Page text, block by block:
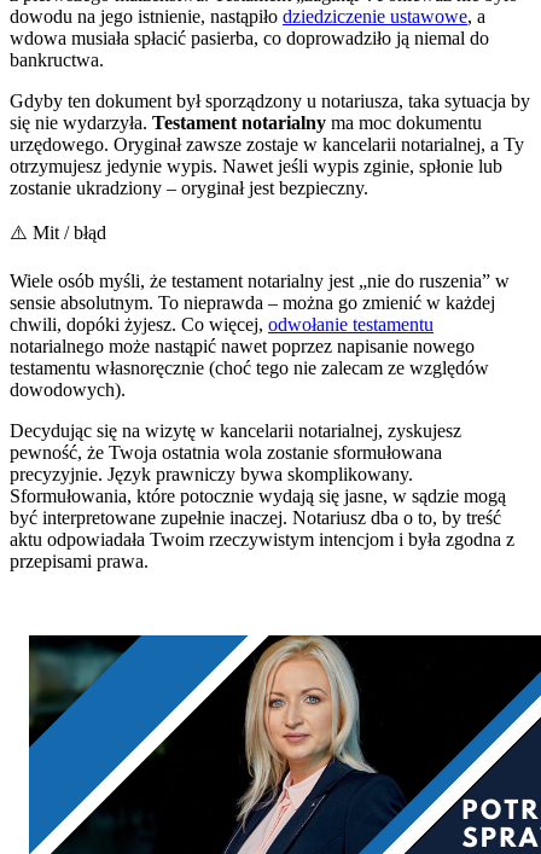
dowodu na jego istnienie, nastąpiło dziedziczenie ustawowe, a
wdowa musiała spłacić pasierba, co doprowadziło ją niemal do
bankructwa.
Gdyby ten dokument był sporządzony u notariusza, taka sytuacja by
się nie wydarzyła. Testament notarialny ma moc dokumentu
urzędowego. Oryginał zawsze zostaje w kancelarii notarialnej, a Ty
otrzymujesz jedynie wypis. Nawet jeśli wypis zginie, spłonie lub
zostanie ukradziony – oryginał jest bezpieczny.
⚠️ Mit / błąd
Wiele osób myśli, że testament notarialny jest „nie do ruszenia” w
sensie absolutnym. To nieprawda – można go zmienić w każdej
chwili, dopóki żyjesz. Co więcej, odwołanie testamentu
notarialnego może nastąpić nawet poprzez napisanie nowego
testamentu własnoręcznie (choć tego nie zalecam ze względów
dowodowych).
Decydując się na wizytę w kancelarii notarialnej, zyskujesz
pewność, że Twoja ostatnia wola zostanie sformułowana
precyzyjnie. Język prawniczy bywa skomplikowany.
Sformułowania, które potocznie wydają się jasne, w sądzie mogą
być interpretowane zupełnie inaczej. Notariusz dba o to, by treść
aktu odpowiadała Twoim rzeczywistym intencjom i była zgodna z
przepisami prawa.